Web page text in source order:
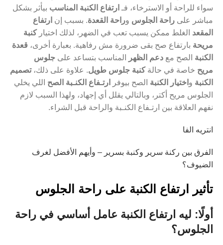
سواء للراحة أو الاسترخاء، فـ ارتفاع الكنبة المناسب بيأثر بشكل
مباشر على راحة الجلوس وراحة القعدة. بسبب إن ارتفاع
المقعد الغلط ممكن يسبب تعب في الضهر، لذلك اختياركنبة
مريحة بارتفاع صح بقى ضرورة مش رفاهية. بعبارة أخرى، قعدة
الكنبة الصح مع دعم الظهر المناسب بتساعد على جلوس
مريح خاصة في حالةكنبة جلوس طويل. علاوة على ذلك،تصميم
الكنبة و اختيار الكنبة الصح بيوفر ارتـفاع الكنـبة الصح اللي يخلي
الجلوس مريح أكتر، وبالتالي يقلل أي إجهاد، ولهذا السبب لازم
نفهم العلاقة بين ارتـفاع الكنـبة والراحة قبل الشراء.
انتريه الفا
الفرق بين ركنة سرير وكنبة بسرير – وأيهم الأفضل لغرف
الضيوف؟
تأثير ارتفاع الكنبة على راحة الجلوس
أولًا: ليه ارتفاع الكنبة عامل أساسي في راحة
الجلوس؟